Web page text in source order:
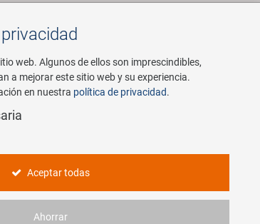
Buscar
Servicio
M-WAVE Spy
web. Algunos de ellos son imprescindibles,
a mejorar este sitio web y su experiencia.
en nuestra política de privacidad.
Aceptar todas
Ahorrar